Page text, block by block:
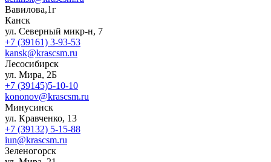
Вавилова,1г
Канск
ул. Северный микр-н, 7
+7 (39161) 3-93-53
kansk@krascsm.ru
Лесосибирск
ул. Мира, 2Б
+7 (39145)5-10-10
kononov@krascsm.ru
Минусинск
ул. Кравченко, 13
+7 (39132) 5-15-88
iun@krascsm.ru
Зеленогорск